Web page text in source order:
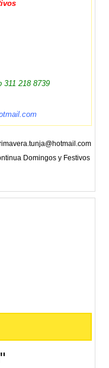
311 218 8739
Domingos y Festivos